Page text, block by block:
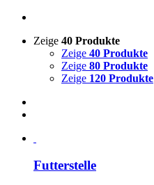
Zeige 40 Produkte
Zeige 40 Produkte
Zeige 80 Produkte
Zeige 120 Produkte
Futterstelle